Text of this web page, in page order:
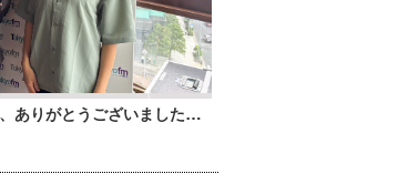
[06.02]川谷絵音さん、ありがとうございました！！